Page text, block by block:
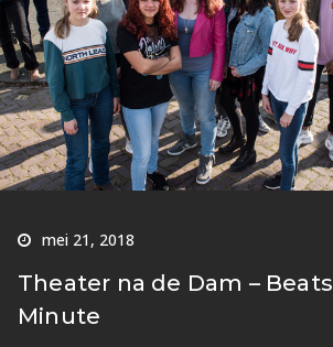
mei 21, 2018
Theater na de Dam –
Minute